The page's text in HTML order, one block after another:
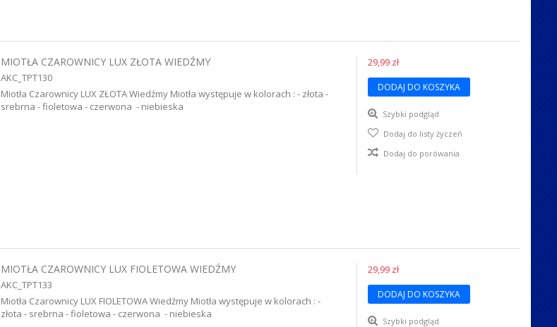
MIOTŁA CZAROWNICY LUX ZŁOTA WIEDŹMY
AKC_TPT130
Miotła Czarownicy LUX ZŁOTA Wiedźmy Miotła występuje w kolorach : - złota -
srebrna - fioletowa - czerwona - niebieska
29,99 zł
DODAJ DO KOSZYKA
Szybki podgląd
Dodaj do listy życzeń
Dodaj do porówania
MIOTŁA CZAROWNICY LUX FIOLETOWA WIEDŹMY
AKC_TPT133
Miotła Czarownicy LUX FIOLETOWA Wiedźmy Miotła występuje w kolorach : -
złota - srebrna - fioletowa - czerwona - niebieska
29,99 zł
DODAJ DO KOSZYKA
Szybki podgląd